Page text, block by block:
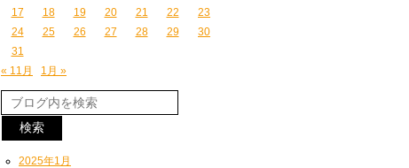
17
18 19 20 21 22
23
24
25 26 27 28 29
30
31
« 11月
1月 »
2025年1月